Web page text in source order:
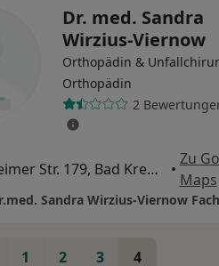
Dr. med. Sandra
Wirzius-Viernow
Orthopädin &
Orthopädin
2
Mannheimer Str. 179, Bad Kreuznach •
Zu
Maps
1 2 3 4